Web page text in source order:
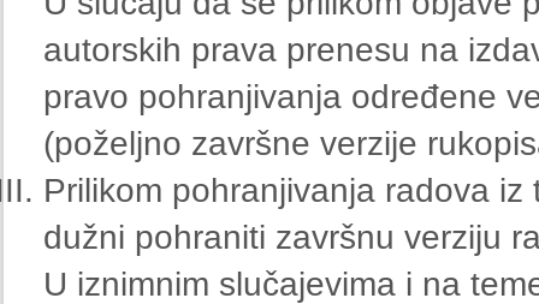
autorskih prava prenesu na
pravo pohranjivanja određene
(poželjno završne verzije
Prilikom pohranjivanja radova
dužni pohraniti završnu verziju
U iznimnim slučajevima i na